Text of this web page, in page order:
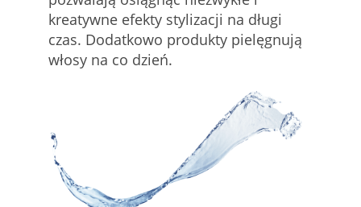
kreatywne efekty stylizacji na długi
czas. Dodatkowo produkty pielęgnują
włosy na co dzień.